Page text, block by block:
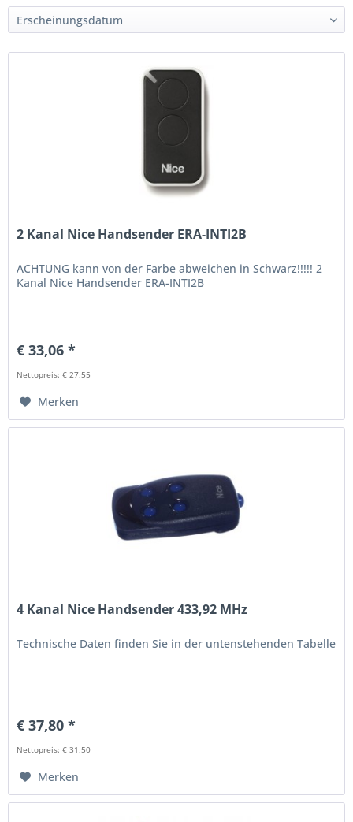
2 Kanal Nice Handsender ERA-INTI2B
ACHTUNG kann von der Farbe abweichen in Schwarz!!!!! 2
Kanal Nice Handsender ERA-INTI2B
€ 33,06 *
Nettopreis: € 27,55
Merken
4 Kanal Nice Handsender 433,92 MHz
Technische Daten finden Sie in der untenstehenden Tabelle
€ 37,80 *
Nettopreis: € 31,50
Merken